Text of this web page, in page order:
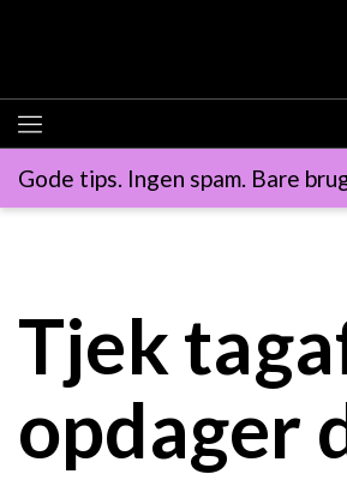
Gode tips. Ingen spam. Bare
Tjek
opdager